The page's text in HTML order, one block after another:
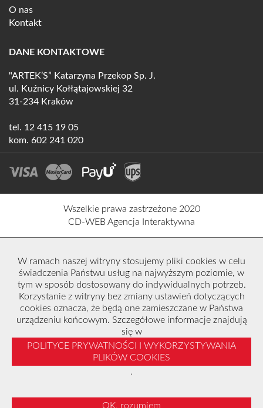
O nas
Kontakt
DANE KONTAKTOWE
"ARTEK’S” Katarzyna Przekop Sp. J.
ul. Kuźnicy Kołłątajowskiej 32
31-234 Kraków
tel. 12 415 19 05
kom. 602 241 020
Wszelkie prawa zastrzeżone 2020
CD-WEB Agencja Interaktywna
W ramach naszej witryny stosujemy pliki cookies w celu
świadczenia Państwu usług na najwyższym poziomie, w
tym w sposób dostosowany do indywidualnych potrzeb.
Korzystanie z witryny bez zmiany ustawień dotyczących
cookies oznacza, że będą one zamieszczane w Państwa
urządzeniu końcowym. Szczegółowe informacje znajdują
się w
POLITYCE PRYWATNOŚCI I WYKORZYSTYWANIA
PLIKÓW COOKIES
.
OK, rozumiem